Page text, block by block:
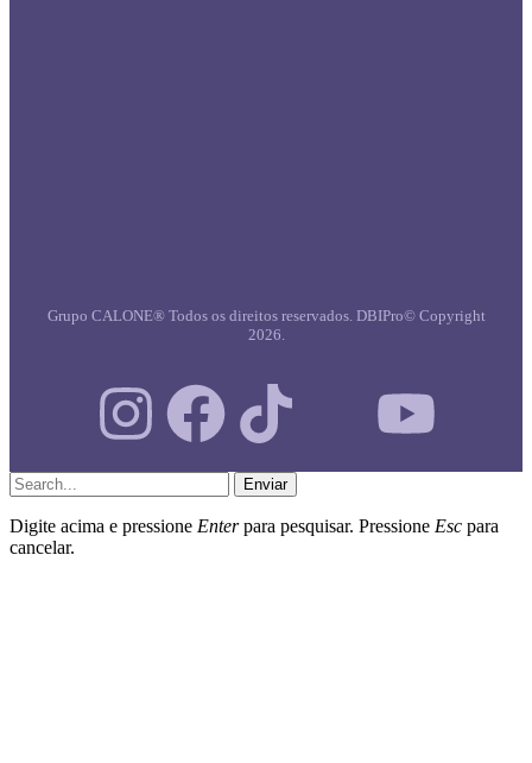
Grupo CALONE® Todos os direitos reservados. DBIPro© Copyright
2026.
Enviar
Digite acima e pressione Enterpara pesquisar. Pressione Esc para
cancelar.